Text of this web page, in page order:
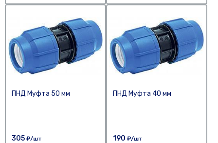
ПНД Муфта 50 мм
305 ₽/шт
ПНД Муфта 40 мм
190 ₽/шт